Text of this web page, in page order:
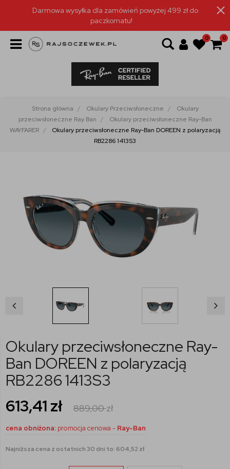
Darmowa wysyłka dla zamówień powyżej 499 zł do
paczkomatu!
0 0
Strona główna Okulary Przeciwsłoneczne
Okulary
przeciwsłoneczne Ray Ban
Okulary przeciwsłoneczne Ray-Ban
WAYFARER
Okulary przeciwsłoneczne Ray-Ban DOREEN z polaryzacją
RB2286 1413S3
Okulary przeciwsłoneczne Ray-
Ban DOREEN z polaryzacją
RB2286 1413S3
613,41 zł 889,00zł
cena obniżona: promocja cenowa - Ray-Ban
Najniższa cena z ostatnich 30 dni to: 604,52 zł